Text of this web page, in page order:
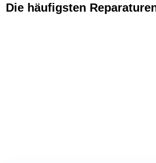
Die häufigsten